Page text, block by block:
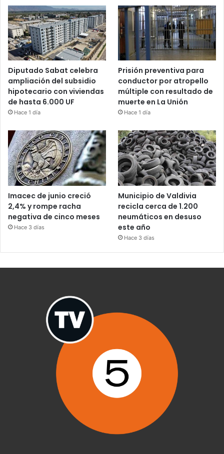
Diputado Sabat celebra
ampliación del subsidio
hipotecario con viviendas
de hasta 6.000 UF
Hace 1 día
Prisión preventiva para
conductor por atropello
múltiple con resultado de
muerte en La Unión
Hace 1 día
Imacec de junio creció
2,4% y rompe racha
negativa de cinco meses
Hace 3 días
Municipio de Valdivia
recicla cerca de 1.200
neumáticos en desuso
este año
Hace 3 días